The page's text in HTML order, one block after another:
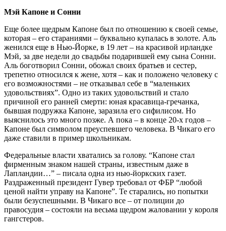
Мэй Капоне и Сонни
Еще более щедрым Капоне был по отношению к своей семье,
которая – его стараниями – буквально купалась в золоте. Аль
женился еще в Нью-Йорке, в 19 лет – на красивой ирландке
Мэй, за две недели до свадьбы подарившей ему сына Сонни.
Аль боготворил Сонни, обожал своих братьев и сестер,
трепетно относился к жене, хотя – как и положено человеку с
его возможностями – не отказывал себе в “маленьких
удовольствиях”. Одно из таких удовольствий и стало
причиной его ранней смерти: юная красавица-гречанка,
бывшая подружка Капоне, заразила его сифилисом. Но
выяснилось это много позже. А пока – в конце 20-х годов –
Капоне был символом преуспевшего человека. В Чикаго его
даже ставили в пример школьникам.
Федеральные власти хватались за голову. “Капоне стал
фирменным знаком нашей страны, известным даже в
Лапландии…” – писала одна из нью-йоркских газет.
Раздраженный президент Гувер требовал от ФБР “любой
ценой найти управу на Капоне”. Те старались, но попытки
были безуспешными. В Чикаго все – от полиции до
правосудия – состояли на весьма щедром жаловании у короля
гангстеров.